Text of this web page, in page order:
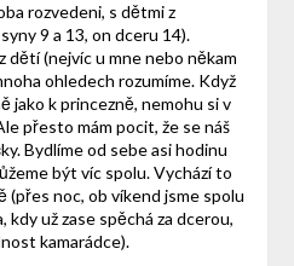
rozvedeni, s dětmi z
9 a 13, on dceru 14).
dětí (nejvíc u mne nebo někam
ohledech rozumíme. Když
jako k princezně, nemohu si v
přesto mám pocit, že se náš
Bydlíme od sebe asi hodinu
být víc spolu. Vychází to
(přes noc, ob víkend jsme spolu
už zase spěchá za dcerou,
kamarádce).